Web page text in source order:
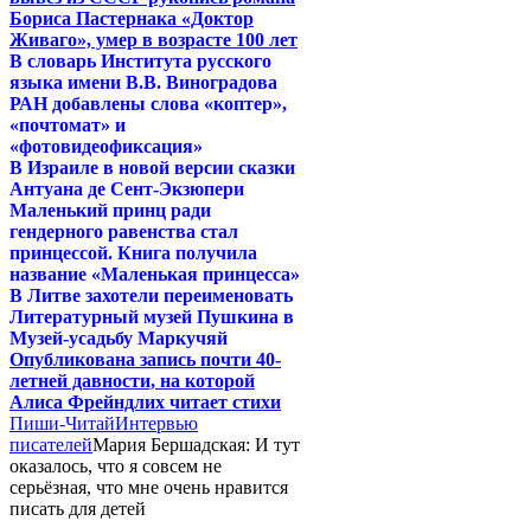
Бориса Пастернака «Доктор
Живаго», умер в возрасте 100 лет
В словарь Института русского
языка имени В.В. Виноградова
РАН добавлены слова «коптер»,
«почтомат» и
«фотовидеофиксация»
В Израиле в новой версии сказки
Антуана де Сент-Экзюпери
Маленький принц ради
гендерного равенства стал
принцессой. Книга получила
название «Маленькая принцесса»
В Литве захотели переименовать
Литературный музей Пушкина в
Музей-усадьбу Маркучяй
Опубликована запись почти 40-
летней давности, на которой
Алиса Фрейндлих читает стихи
Пиши-ЧитайИнтервью
писателейМария Бершадская: И тут
оказалось, что я совсем не
серьёзная, что мне очень нравится
писать для детей